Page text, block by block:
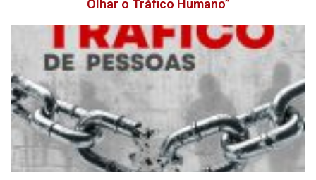
Olhar o Tráfico Humano”